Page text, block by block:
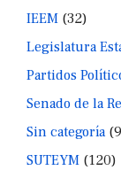
IEEM (32)
Legislatura
Partidos
Senado de la
Sin categoría
SUTEYM (120)